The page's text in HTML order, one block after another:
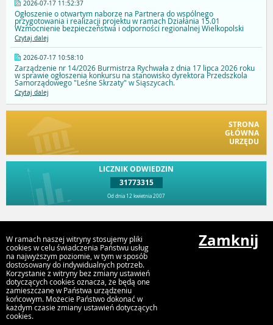
2026-07-17 11:52:37
Ogłoszenie o otwartym naborze na Partnera do wspólnego
przygotowania i realizacji projektu w ramach Działania 15.01
Wzmocnienie bezpieczeństwa i odporności regionalnej Wielkopolski
Czytaj dalej
2026-07-17 10:58:10
Zarządzenie nr 14/2026 Burmistrza Rychwała z dnia 17 lipca 2026 roku
w sprawie ogłoszenia konkursu na stanowisko dyrektora Przedszkola
Samorządowego "Leśne Skrzaty" w Siąszycach.
Czytaj dalej
STRONA
GŁÓWNA
URZĘDU
LICZNIK ODWIEDZIN
31773315
Od dnia 12 kwietnia 2007
Urząd Gminy i Miasta Rychwał
Plac Wolności 16, 62-570 Rychwał
W ramach naszej witryny stosujemy pliki
cookies w celu świadczenia Państwu usług
na najwyższym poziomie, w tym w sposób
dostosowany do indywidualnych potrzeb.
Korzystanie z witryny bez zmiany ustawień
dotyczących cookies oznacza, że będą one
zamieszczane w Państwa urządzeniu
końcowym. Możecie Państwo dokonać w
każdym czasie zmiany ustawień dotyczących
cookies.
Zamknij